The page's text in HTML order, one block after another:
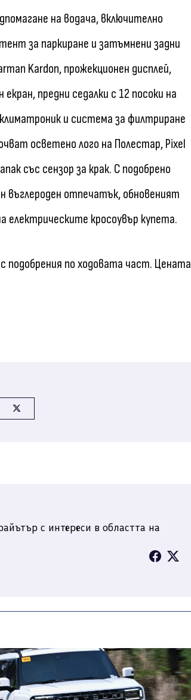
на водача, включително
за паркиране и затъмнени задни
Kardon, прожекционен дисплей,
предни седалки с 12 посоки на
и система за филтриране
осветено лого на Полестар, Pixel
със сензор за крак. С подобрено
въглероден отпечатък, обновеният
електрическите кросоувър купета.
подобрения по ходовата част. Цената
с интереси в областта на